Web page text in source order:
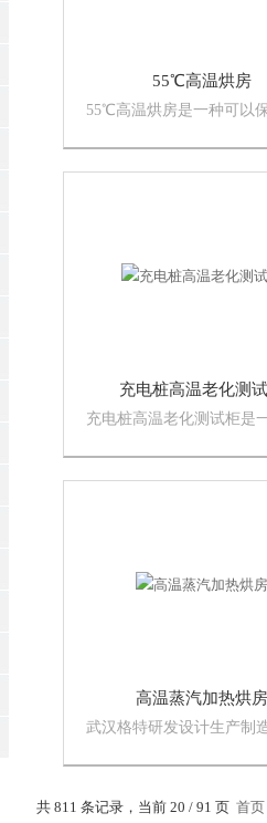
55℃高温烘房
55℃高温烘房是一种可以
烘房通过高效的加热和空
统，为各种产品和材料的
充电桩高温老化测
充电桩高温老化测试柜是
温条件下的性能和稳定性
种测试，可以及时发现和
高温蒸汽加热烘房
武汉格特研发设计生产制
汽加热和无烟技术的烘干
乎不产生烟雾，因此减少
共 811 条记录，当前 20 / 91 页 首页